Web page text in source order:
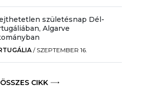
születésnap Dél-
Algarve
/ SZEPTEMBER 16.
ÖSSZES CIKK